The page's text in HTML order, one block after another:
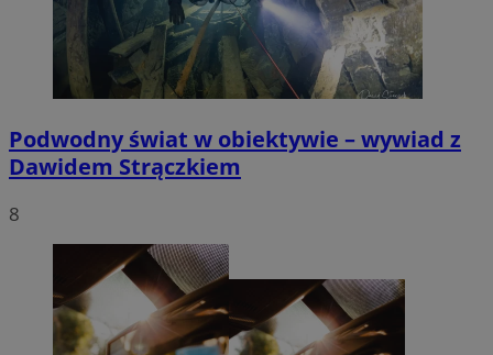
Podwodny świat w obiektywie – wywiad z
Dawidem Strączkiem
8